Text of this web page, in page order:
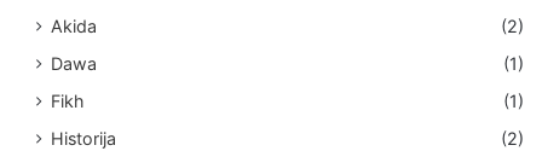
Akida
(2)
Dawa
(1)
Fikh
(1)
Historija
(2)